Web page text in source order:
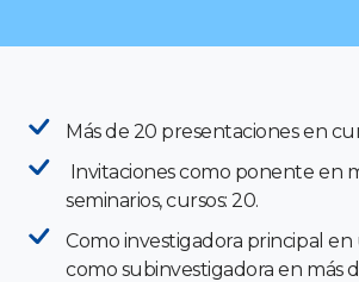
Más de 20 presentaciones en
Invitaciones como ponente en
seminarios, cursos: 20.
Como investigadora principal en
como subinvestigadora en más